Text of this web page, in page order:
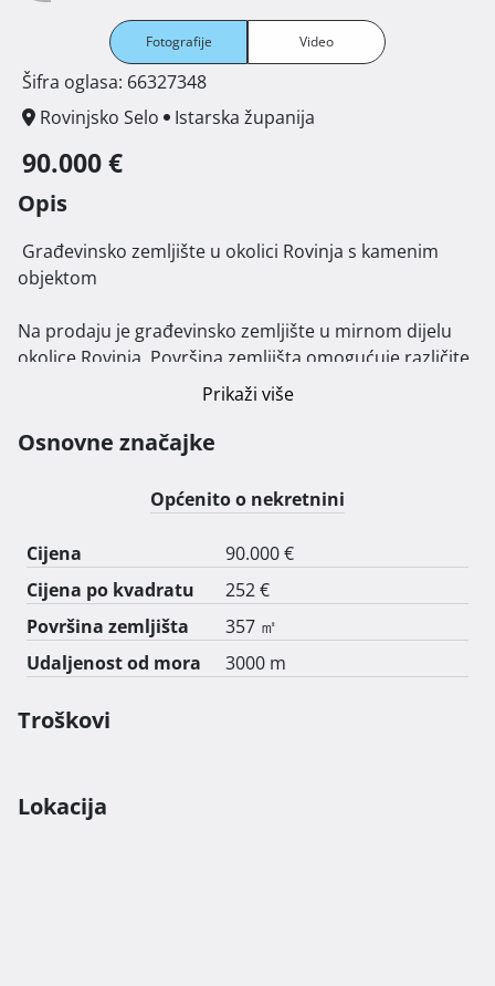
Fotografije Video
Šifra oglasa: 66327348
Rovinjsko Selo
Istarska županija
90.000 €
Opis
objektom
Na prodaju je građevinsko zemljište u mirnom dijelu
okolice Rovinja. Površina zemljišta omogućuje različite
mogućnosti gradnje, a na parceli se nalazi kamena
Zemljište je infrastrukturno opremljeno – priključci za
struju i vodu su već spojeni. Smješteno je u blizini
ceste, što osigurava dobru pristupačnost i povezanost
s gradom i obližnjim sadržajima.
Ova nekretnina predstavlja izvrsnu priliku za investiciju
ili stvaranje vlastitog doma u prirodnom okruženju, s
blizinom Rovinja i svih njegovih pogodnosti.
Prikaži više
Osnovne značajke
Općenito o nekretnini
Cijena
90.000 €
Cijena po kvadratu
252 €
Površina zemljišta
357 ㎡
Udaljenost od mora
3000 m
Troškovi
Lokacija